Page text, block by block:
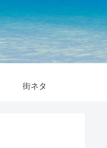
街ネタ